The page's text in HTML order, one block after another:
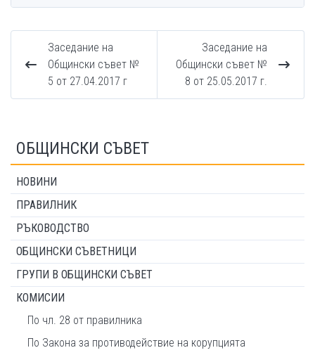
Заседание на
Общински съвет №
5 от 27.04.2017 г
Заседание на
Общински съвет №
8 от 25.05.2017 г.
ОБЩИНСКИ СЪВЕТ
НОВИНИ
ПРАВИЛНИК
РЪКОВОДСТВО
ОБЩИНСКИ СЪВЕТНИЦИ
ГРУПИ В ОБЩИНСКИ СЪВЕТ
КОМИСИИ
По чл. 28 от правилника
По Закона за противодействие на корупцията